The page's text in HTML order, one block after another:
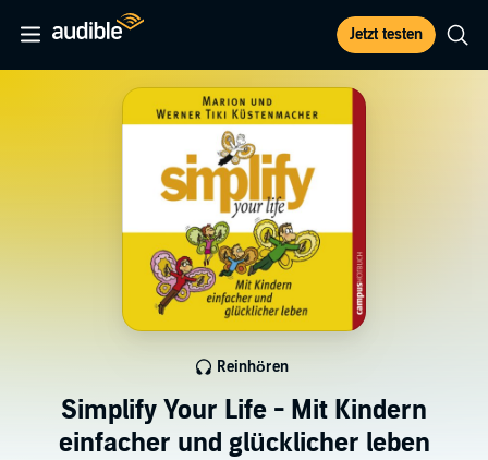
Jetzt testen
Simplify Your Life - Mit Kindern
einfacher und glücklicher leben
Reinhören